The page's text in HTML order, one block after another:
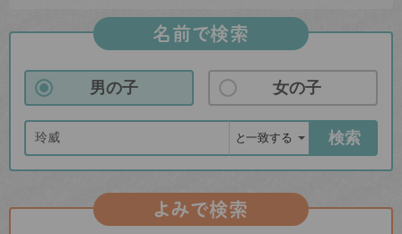
名前で検索
男の子 女の子
検索
よみで検索